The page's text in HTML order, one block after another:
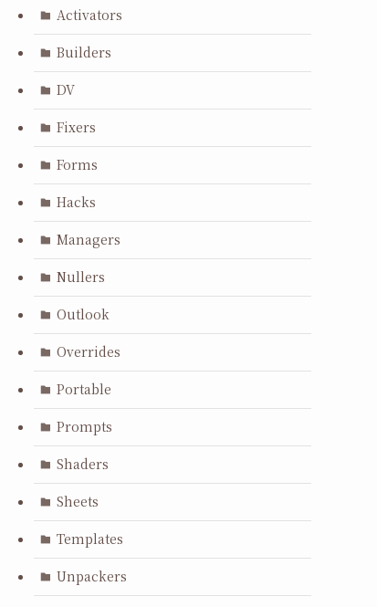
Activators
Builders
DV
Fixers
Forms
Hacks
Managers
Nullers
Outlook
Overrides
Portable
Prompts
Shaders
Sheets
Templates
Unpackers